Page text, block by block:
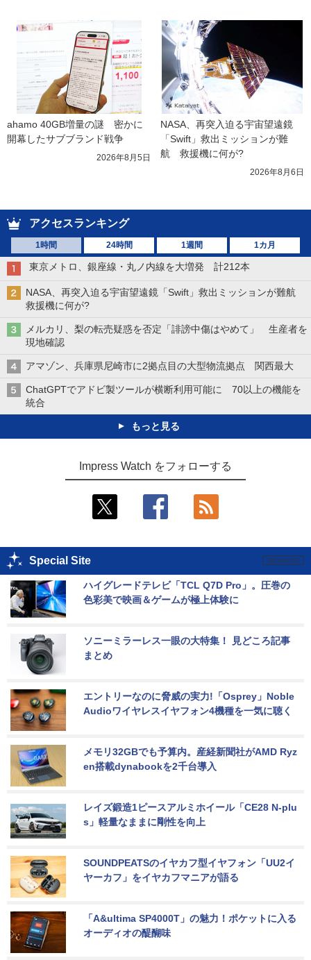
ahamo 40GB増量の謎　密かに
開幕したサブブランド戦争
2026年8月5日
NASA、再突入迫る宇宙望遠鏡
「Swift」救出ミッションが難
航　救援機に何が?
2026年8月6日
アクセスランキング
1時間 24時間 1週間 1カ月
東京メトロ、銀座線・丸ノ内線を大増発 計212本
NASA、再突入迫る宇宙望遠鏡「Swift」救出ミッションが難航
救援機に何が?
メルカリ、梨の転売疑惑を否定「誹謗中傷はやめて」 生産者を
現地確認
アマゾン、兵庫県尼崎市に2拠点目の大型物流拠点 関西最大
ChatGPTでアドビ製ツールが横断利用可能に 70以上の機能を
統合
もっと見る
Impress Watch をフォローする
Special Site
ハイグレードテレビ「TCL Q7D Pro」。圧巻の
色彩美で映画＆ゲームが極上体験に
ソニーミラーレス一眼の大特集！ 見どころ記事
まとめ
エントリーなのに脅威の実力!「Osprey」Noble
Audioワイヤレスイヤフォン4機種を一気に聴く
メモリ32GBでも予算内。産経新聞社がAMD Ryz
en搭載dynabookを2千台導入
レイズ鍛造1ピースアルミホイール「CE28 N-plu
s」軽量なままに剛性を向上
SOUNDPEATSのイヤカフ型イヤフォン「UU2イ
ヤーカフ」をイヤカフマニアが語る
「A&ultima SP4000T」の魅力！ポケットに入る
オーディオの醍醐味